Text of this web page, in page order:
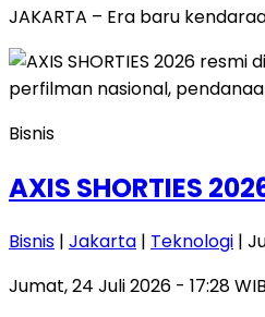
JAKARTA – Era baru
Bisnis
AXIS SHORTIES
Bisnis | Jakarta | Teknologi |
Jumat, 24 Juli 2026 - 17:28 WIB